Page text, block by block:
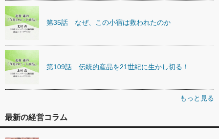
第35話 なぜ、この小宿は救われたのか
第109話 伝統的産品を21世紀に生かし切る！
もっと見る
最新の経営コラム